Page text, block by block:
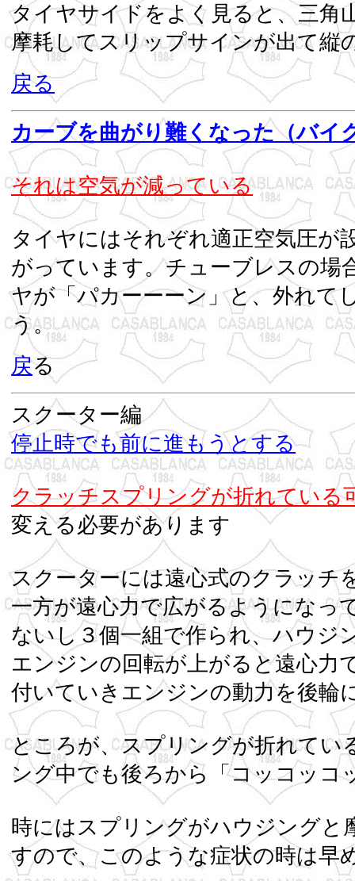
タイヤサイドをよく見ると、三角
摩耗してスリップサインが出て
戻る
カーブを曲がり難くなった（バイ
それは空気が減っている
タイヤにはそれぞれ適正空気圧が
がっています。チューブレスの場
ヤが「パカーーーン」と、外れて
う
戻る
スクーター編
停止時でも前に進もうとする
クラッチスプリングが折れている
変える必要があります
スクーターには遠心式のクラッチ
一方が遠心力で広がるようになっ
ないし３個一組で作られ、ハウジ
エンジンの回転が上がると遠心力
付いていきエンジンの
ところが、スプリングが折れてい
ング中でも後ろから「コッコ
時にはスプリングがハウジングと
すので、このよう